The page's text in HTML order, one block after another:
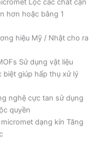
Lọc các chất cặn
hơn hoặc bằng 1
hiệu Mỹ / Nhật cho ra
Sử dụng vật liệu
biệt giúp hấp thụ xử lý
nghệ cực tan sử dụng
quyền
micromet dạng kín Tăng